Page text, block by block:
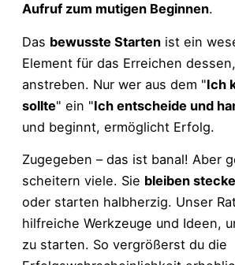
Aufruf zum mutigen Beginnen.
Das bewusste Starten ist ein
Element für das Erreichen
anstreben. Nur wer aus dem "Ich
sollte" ein "Ich entscheide und
und beginnt, ermöglicht Erfolg.
Zugegeben – das ist banal! Aber
scheitern viele. Sie bleiben
oder starten halbherzig. Unser
hilfreiche Werkzeuge und Ideen,
zu starten. So vergrößerst du die